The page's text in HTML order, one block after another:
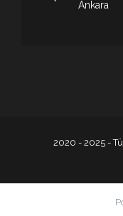
Ankara
2020 - 2025 -